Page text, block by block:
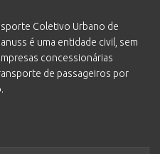
Coletivo Urbano de
é uma entidade civil, sem
concessionárias
de passageiros por